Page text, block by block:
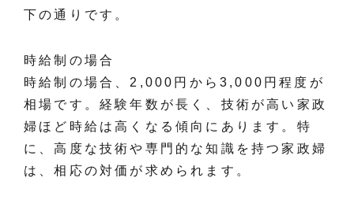
下の通りです。
時給制の場合
時給制の場合、2,000円から3,000円程度が
相場です。経験年数が長く、技術が高い家政
婦ほど時給は高くなる傾向にあります。特
に、高度な技術や専門的な知識を持つ家政婦
は、相応の対価が求められます。